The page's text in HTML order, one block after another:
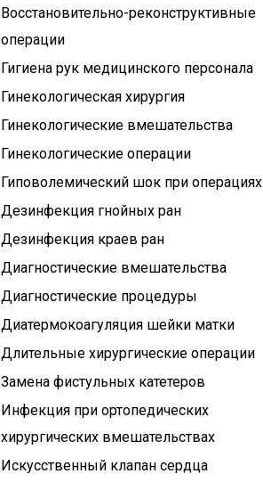
Восстановительно-реконструктивные
операции
Гигиена рук медицинского персонала
Гинекологическая хирургия
Гинекологические вмешательства
Гинекологические операции
Гиповолемический шок при операциях
Дезинфекция гнойных ран
Дезинфекция краев ран
Диагностические вмешательства
Диагностические процедуры
Диатермокоагуляция шейки матки
Длительные хирургические операции
Замена фистульных катетеров
Инфекция при ортопедических
хирургических вмешательствах
Искусственный клапан сердца